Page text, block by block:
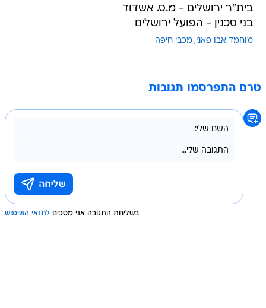
בית"ר ירושלים - מ.ס. אשדוד
בני סכנין - הפועל ירושלים
מוחמד אבו פאני מכבי חיפה
טרם התפרסמו תגובות
בשליחת התגובה אני מסכים לתנאי השימוש